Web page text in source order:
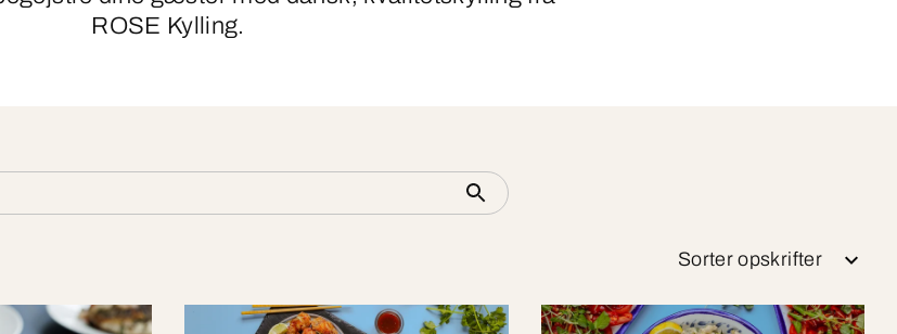
ROSE Kylling.
Sorter opskrifter